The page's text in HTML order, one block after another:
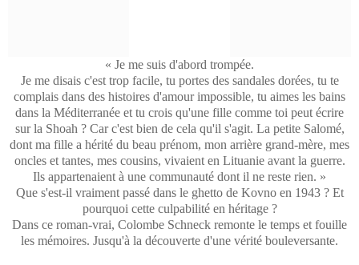
« Je me suis d'abord trompée.
Je me disais c'est trop facile, tu portes des sandales dorées, tu te
complais dans des histoires d'amour impossible, tu aimes les bains
dans la Méditerranée et tu crois qu'une fille comme toi peut écrire
sur la Shoah ? Car c'est bien de cela qu'il s'agit. La petite Salomé,
dont ma fille a hérité du beau prénom, mon arrière grand-mère, mes
oncles et tantes, mes cousins, vivaient en Lituanie avant la guerre.
Ils appartenaient à une communauté dont il ne reste rien. »
Que s'est-il vraiment passé dans le ghetto de Kovno en 1943 ? Et
pourquoi cette culpabilité en héritage ?
Dans ce roman-vrai, Colombe Schneck remonte le temps et fouille
les mémoires. Jusqu'à la découverte d'une vérité bouleversante.